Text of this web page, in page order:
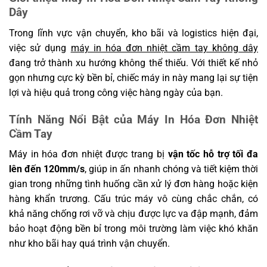
Môi trường làm việc
Môi trường lưu trữ
-20°C đến 60°C, 20~93% không
ngưng tụ
Áp suất làm việc
86~106 kPa
Trọng lượng máy
300g
Trọng lượng máy (có
pin)
400g
Trọng lượng đóng gói
(có pin)
550g
Kích thước máy
88mm x 126mm x 63mm
Kích thước đóng gói
156mm × 120mm × 68mm
Kích thước hộp carton
330mm × 255mm × 296mm
Số lượng trong 1 hộp
16 chiếc
Dây
Trong lĩnh vực vận chuyển, kho bãi và logistics hiện đại,
việc sử dụng máy in hóa đơn nhiệt cầm tay không dây
đang trở thành xu hướng không thể thiếu. Với thiết kế nhỏ
gọn nhưng cực kỳ bền bỉ, chiếc máy in này mang lại sự tiện
lợi và hiệu quả trong công việc hàng ngày của bạn.
Tính Năng Nổi Bật của Máy In Hóa Đơn Nhiệt
Cầm Tay
Máy in hóa đơn nhiệt được trang bị vận tốc hỗ trợ tối đa
lên đến 120mm/s, giúp in ấn nhanh chóng và tiết kiệm thời
gian trong những tình huống cần xử lý đơn hàng hoặc kiện
hàng khẩn trương. Cấu trúc máy vô cùng chắc chắn, có
khả năng chống rơi vỡ và chịu được lực va đập mạnh, đảm
bảo hoạt động bền bỉ trong môi trường làm việc khó khăn
như kho bãi hay quá trình vận chuyển.